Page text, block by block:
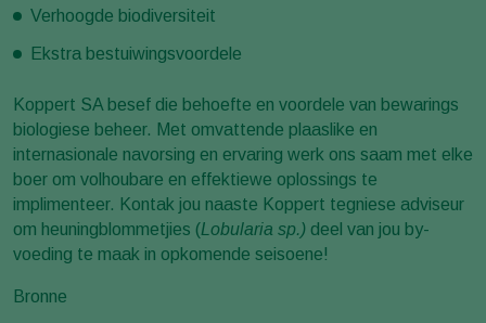
Verhoogde biodiversiteit
Ekstra bestuiwingsvoordele
Koppert SA besef die behoefte en voordele van bewarings
biologiese beheer. Met omvattende plaaslike en
internasionale navorsing en ervaring werk ons saam met elke
boer om volhoubare en effektiewe oplossings te
implimenteer. Kontak jou naaste Koppert tegniese adviseur
om heuningblommetjies (Lobularia sp.) deel van jou by-
voeding te maak in opkomende seisoene!
Bronne